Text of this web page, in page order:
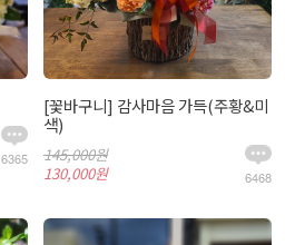
6365
[꽃바구니] 감사마음 가득(주황&미
색)
145,000원
130,000원
6468